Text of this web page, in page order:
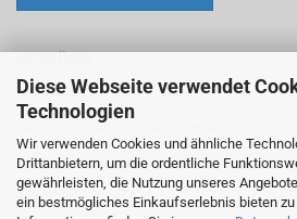
Diese Webseite verwendet
Technologien
Wir verwenden Cookies und ähnliche
Drittanbietern, um die ordentliche
gewährleisten, die Nutzung unseres
ein bestmögliches Einkaufserlebnis bieten
Impressum
Versand- & Zahlungsbedingungen
Widerrufsrecht & Widerrufsformular
AGB